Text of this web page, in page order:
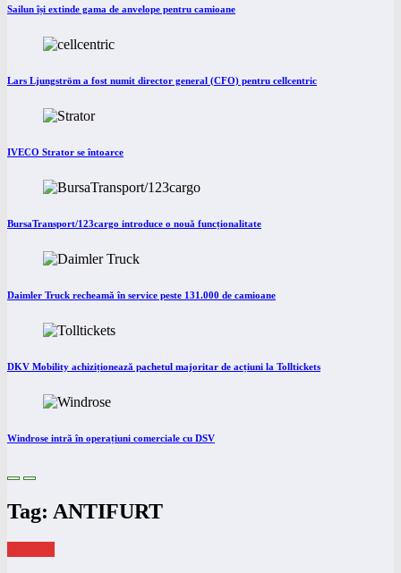
Sailun își extinde gama de anvelope pentru camioane
Lars Ljungström a fost numit director general (CFO) pentru cellcentric
IVECO Strator se întoarce
BursaTransport/123cargo introduce o nouă funcționalitate
Daimler Truck recheamă în service peste 131.000 de camioane
DKV Mobility achiziționează pachetul majoritar de acțiuni la Tolltickets
Windrose intră în operațiuni comerciale cu DSV
Tag: ANTIFURT